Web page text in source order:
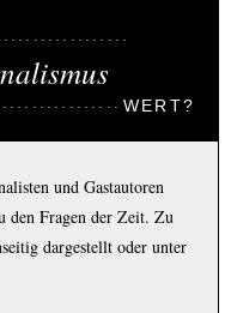
WERT?
und Gastautoren
den Fragen der Zeit. Zu
dargestellt oder unter